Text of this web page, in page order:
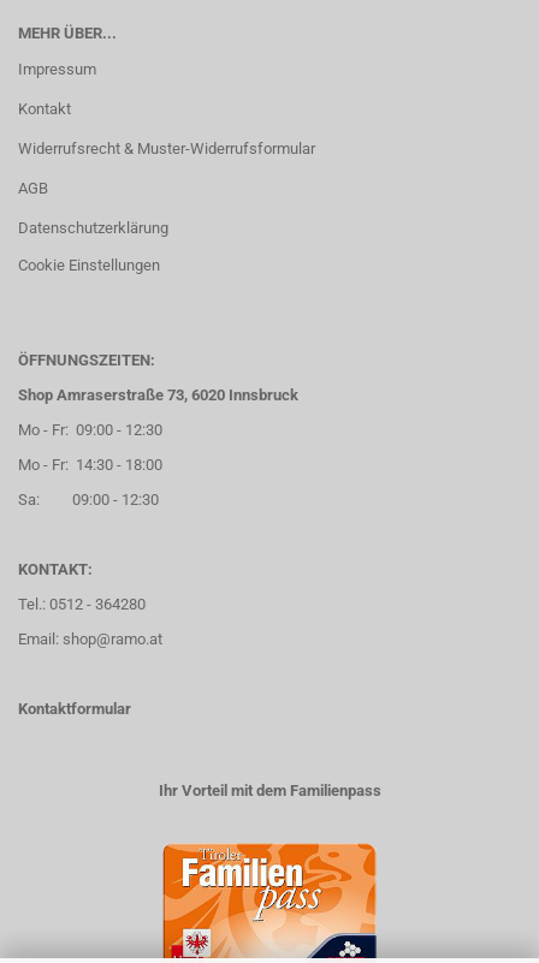
MEHR ÜBER...
Impressum
Kontakt
Widerrufsrecht & Muster-Widerrufsformular
AGB
Datenschutzerklärung
Cookie Einstellungen
ÖFFNUNGSZEITEN:
Shop Amraserstraße 73, 6020 Innsbruck
Mo - Fr: 09:00 - 12:30
Mo - Fr: 14:30 - 18:00
Sa: 09:00 - 12:30
KONTAKT:
Tel.: 0512 - 364280
Email: shop@ramo.at
Kontaktformular
Ihr Vorteil mit dem Familienpass